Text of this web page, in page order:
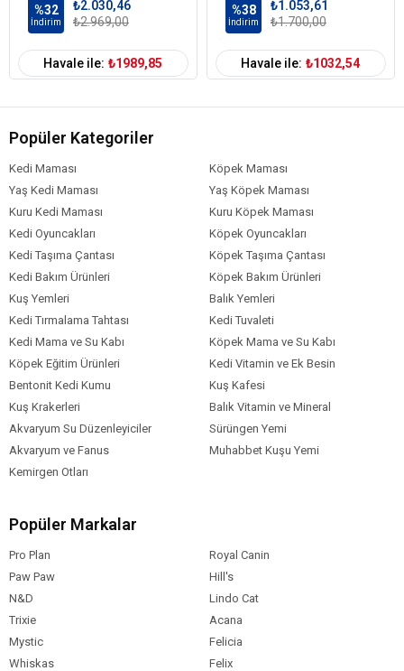
%32
İndirim
₺2.030,46
₺2.969,00
Havale ile: ₺1989,85
%38
İndirim
₺1.053,61
₺1.700,00
Havale ile: ₺1032,54
Popüler Kategoriler
Kedi Maması
Köpek Maması
Yaş Kedi Maması
Yaş Köpek Maması
Kuru Kedi Maması
Kuru Köpek Maması
Kedi Oyuncakları
Köpek Oyuncakları
Kedi Taşıma Çantası
Köpek Taşıma Çantası
Kedi Bakım Ürünleri
Köpek Bakım Ürünleri
Kuş Yemleri
Balık Yemleri
Kedi Tırmalama Tahtası
Kedi Tuvaleti
Kedi Mama ve Su Kabı
Köpek Mama ve Su Kabı
Köpek Eğitim Ürünleri
Kedi Vitamin ve Ek Besin
Bentonit Kedi Kumu
Kuş Kafesi
Kuş Krakerleri
Balık Vitamin ve Mineral
Akvaryum Su Düzenleyiciler
Sürüngen Yemi
Akvaryum ve Fanus
Muhabbet Kuşu Yemi
Kemirgen Otları
Popüler Markalar
Pro Plan
Royal Canin
Paw Paw
Hill's
N&D
Lindo Cat
Trixie
Acana
Mystic
Felicia
Whiskas
Felix